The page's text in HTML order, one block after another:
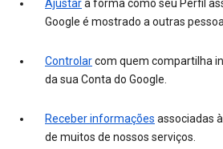
Ajustara forma como seu Perfil
Google é mostrado a outras
Controlarcom quem compartilha
da sua Conta do Google.
Receber informações associadas
de muitos de nossos serviços.